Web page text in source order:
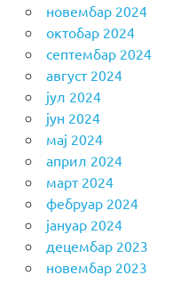
новембар 2024
октобар 2024
септембар 2024
август 2024
јул 2024
јун 2024
мај 2024
април 2024
март 2024
фебруар 2024
јануар 2024
децембар 2023
новембар 2023